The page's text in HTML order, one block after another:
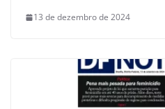
13 de dezembro de 2024